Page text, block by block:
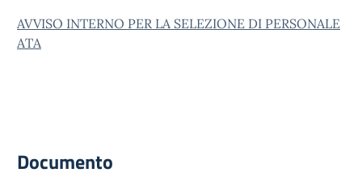
AVVISO INTERNO PER LA SELEZIONE DI PERSONALE
ATA
Documento